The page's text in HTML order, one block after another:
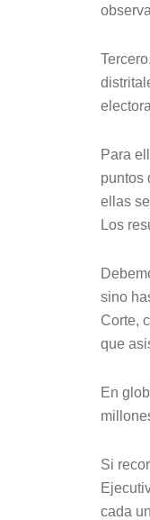
Para
puntos
ellas
Los
sino
Corte,
que
En
Si
cada